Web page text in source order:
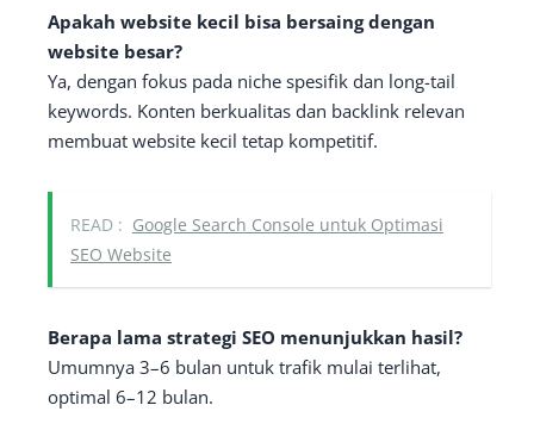
Apakah website kecil bisa bersaing dengan
website besar?
Ya, dengan fokus pada niche spesifik dan long-tail
keywords. Konten berkualitas dan backlink relevan
membuat website kecil tetap kompetitif.
READ : Google Search Console untuk Optimasi
SEO Website
Berapa lama strategi SEO menunjukkan hasil?
Umumnya 3–6 bulan untuk trafik mulai terlihat,
optimal 6–12 bulan.